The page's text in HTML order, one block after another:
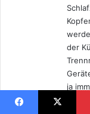
der
ja